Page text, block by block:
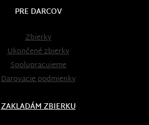
PRE DARCOV
Zbierky
Ukončené zbierky
Spolupracujeme
Darovacie podmienky
ZAKLADÁM ZBIERKU